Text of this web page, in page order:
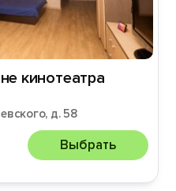
кинотеатра
д. 58
Выбрать